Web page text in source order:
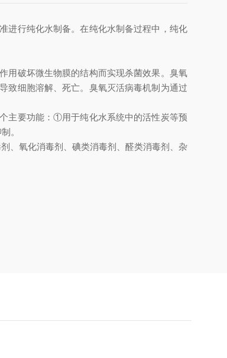
行纯化水制备。在纯化水制备过程中，纯化
破坏微生物膜的结构而实现杀菌效果。臭氧
致细胞溶解、死亡。臭氧灭活病毒机制为通过
主要功能：①用于纯化水系统中的活性炭等预
。
、氧化消毒剂、碘类消毒剂、醛类消毒剂、杂